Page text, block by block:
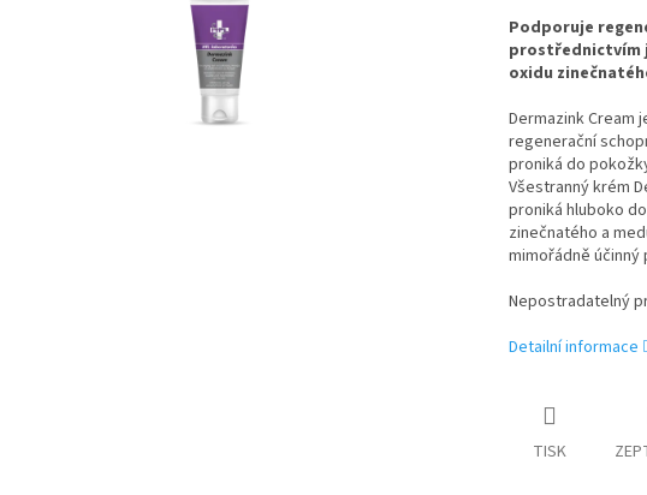
Podporuje
prostřednictvím
oxidu
Dermazink Cream
regenerační
proniká do
Všestranný krém
proniká hluboko
zinečnatého a
mimořádně účinný
Nepostradatelný
Detailní informace
TISK